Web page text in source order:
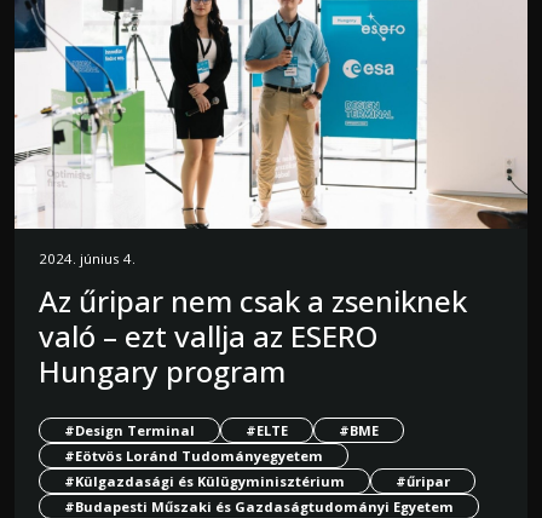
2024. június 4.
Az űripar nem csak a zseniknek
való – ezt vallja az ESERO
Hungary program
#Design Terminal #ELTE
#BME
#Eötvös Loránd Tudományegyetem
#Külgazdasági és Külügyminisztérium
#űripar
#Budapesti Műszaki és Gazdaságtudományi Egyetem